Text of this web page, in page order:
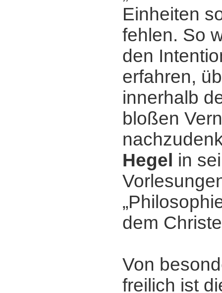
Einheiten
fehlen. So
den
erfahren,
innerhalb
bloßen
Hegel in
dem
Von
freilich ist